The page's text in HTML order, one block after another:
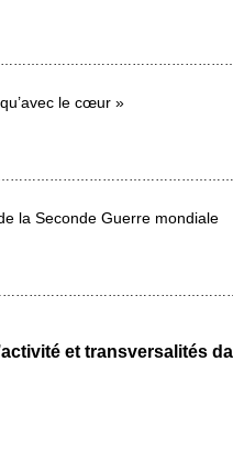
le cœur »
la Seconde Guerre mondiale
et transversalités